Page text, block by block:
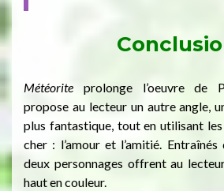
Météorite prolonge l’oeuvre de
propose au lecteur un autre angle,
plus fantastique, tout en utilisant
cher : l’amour et l’amitié. Entraînés
deux personnages offrent au
haut en couleur.